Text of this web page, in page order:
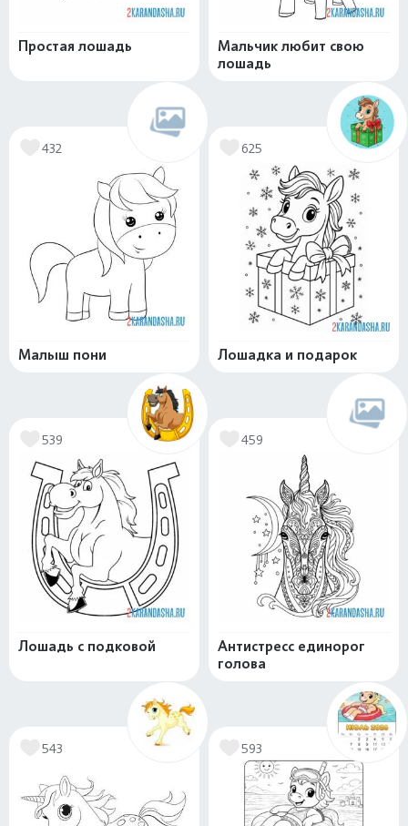
Простая лошадь
Мальчик любит свою
лошадь
432
Малыш пони
625
Лошадка и подарок
539
Лошадь с подковой
459
Антистресс единорог
голова
543 593